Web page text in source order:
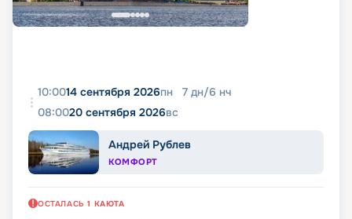
10:0014 сентября 2026пн 7 дн/6 нч
08:0020 сентября 2026вс
Андрей Рублев
КОМФОРТ
ОСТАЛАСЬ 1 КАЮТА